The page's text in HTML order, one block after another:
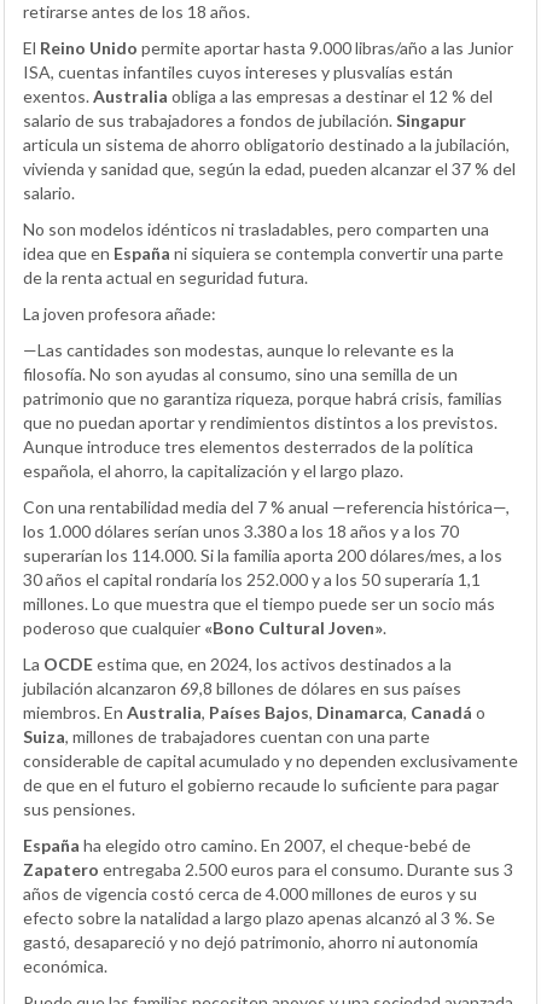
retirarse antes de los 18 años.
El Reino Unido permite aportar hasta 9.000 libras/año a las Junior
ISA, cuentas infantiles cuyos intereses y plusvalías están
exentos.Australia obliga a las empresas a destinar el 12 % del
salario de sus trabajadores a fondos de jubilación.Singapur
articula un sistema de ahorro obligatorio destinado a la jubilación,
vivienda y sanidad que, según la edad, pueden alcanzar el 37 % del
salario.
No son modelos idénticos ni trasladables, pero comparten una
idea que en España ni siquiera se contempla convertir una parte
de la renta actual en seguridad futura.
La joven profesora añade:
—Las cantidades son modestas, aunque lo relevante es la
filosofía. No son ayudas al consumo, sino una semilla de un
patrimonio que no garantiza riqueza, porque habrá crisis, familias
que no puedan aportar y rendimientos distintos a los previstos.
Aunque introduce tres elementos desterrados de la política
española, el ahorro, la capitalización y el largo plazo.
Con una rentabilidad media del 7 % anual —referencia histórica—,
los 1.000 dólares serían unos 3.380 a los 18 años y a los 70
superarían los 114.000. Si la familia aporta 200 dólares/mes, a los
30 años el capital rondaría los 252.000 y a los 50 superaría 1,1
millones. Lo que muestra que el tiempo puede ser un socio más
poderoso que cualquier «Bono Cultural Joven».
La OCDEestima que, en 2024, los activos destinados a la
jubilación alcanzaron 69,8 billones de dólares en sus países
miembros. En Australia, Países Bajos, Dinamarca, Canadá o
Suiza, millones de trabajadores cuentan con una parte
considerable de capital acumulado y no dependen exclusivamente
de que en el futuro el gobierno recaude lo suficiente para pagar
sus pensiones.
España ha elegido otro camino. En 2007, el cheque-bebé de
Zapatero entregaba 2.500 euros para el consumo. Durante sus 3
años de vigencia costó cerca de 4.000 millones de euros y su
efecto sobre la natalidad a largo plazo apenas alcanzó al 3 %. Se
gastó, desapareció y no dejó patrimonio, ahorro ni autonomía
económica.